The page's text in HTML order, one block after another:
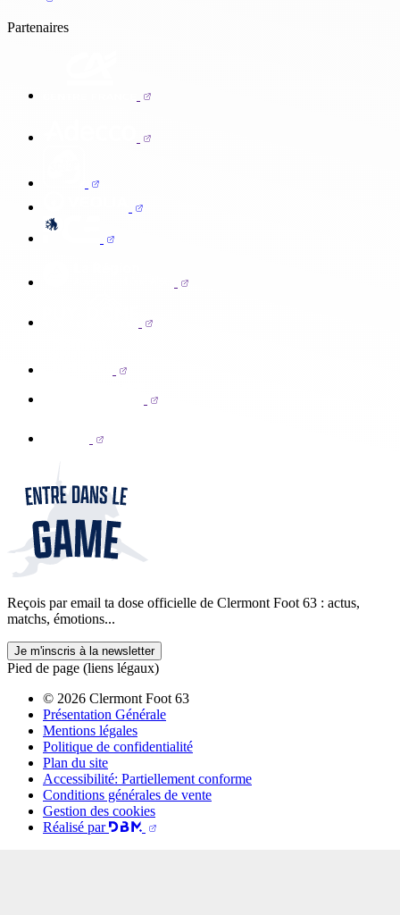
Partenaires
Reçois par email ta dose officielle de Clermont Foot 63 : actus,
matchs, émotions...
Je m'inscris à la newsletter
Pied de page (liens légaux)
© 2026 Clermont Foot 63
Présentation Générale
Mentions légales
Politique de confidentialité
Plan du site
Accessibilité: Partiellement conforme
Conditions générales de vente
Gestion des cookies
Réalisé par